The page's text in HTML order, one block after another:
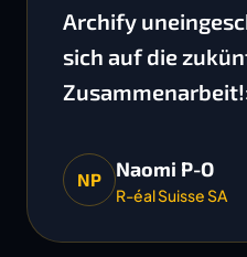
Archify
sich auf die
NP Naomi P-O
R-éal Suisse SA